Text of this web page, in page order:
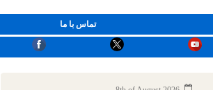
تماس با ما